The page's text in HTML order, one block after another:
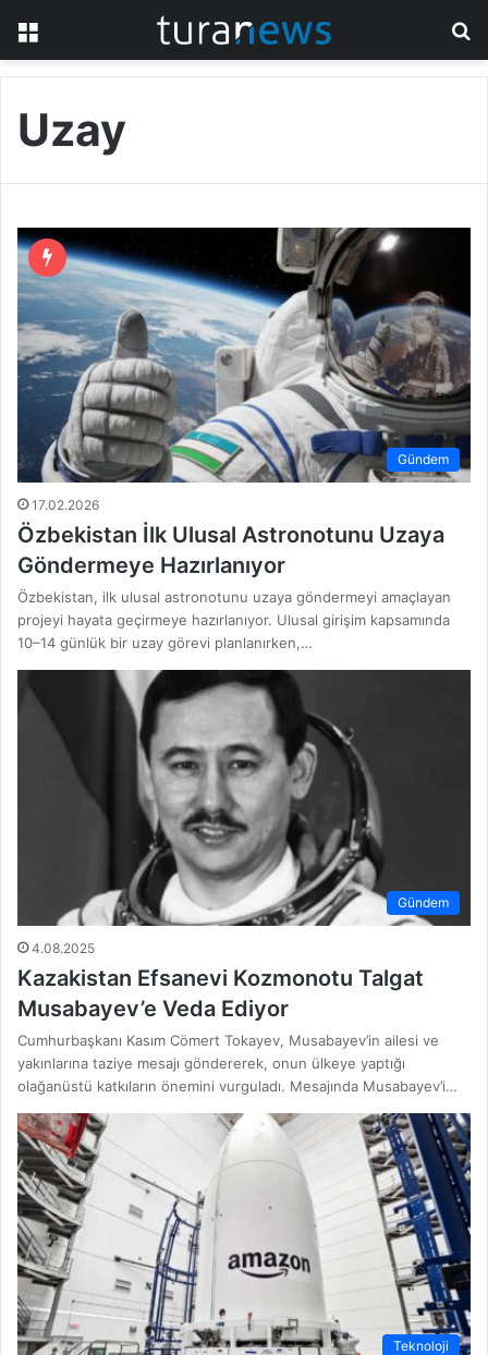
Uzay
Gündem
17.02.2026
Özbekistan İlk Ulusal Astronotunu Uzaya
Göndermeye Hazırlanıyor
Özbekistan, ilk ulusal astronotunu uzaya göndermeyi amaçlayan
projeyi hayata geçirmeye hazırlanıyor. Ulusal girişim kapsamında
10–14 günlük bir uzay görevi planlanırken,…
Gündem
4.08.2025
Kazakistan Efsanevi Kozmonotu Talgat
Musabayev’e Veda Ediyor
Cumhurbaşkanı Kasım Cömert Tokayev, Musabayev’in ailesi ve
yakınlarına taziye mesajı göndererek, onun ülkeye yaptığı
olağanüstü katkıların önemini vurguladı. Mesajında Musabayev’i…
Teknoloji